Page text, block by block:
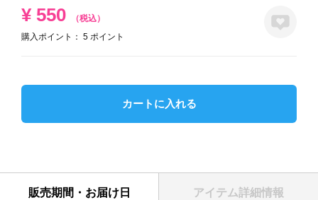
¥ 550
（税込）
購入ポイント： 5 ポイント
カートに入れる
販売期間・お届け日 アイテム詳細情報